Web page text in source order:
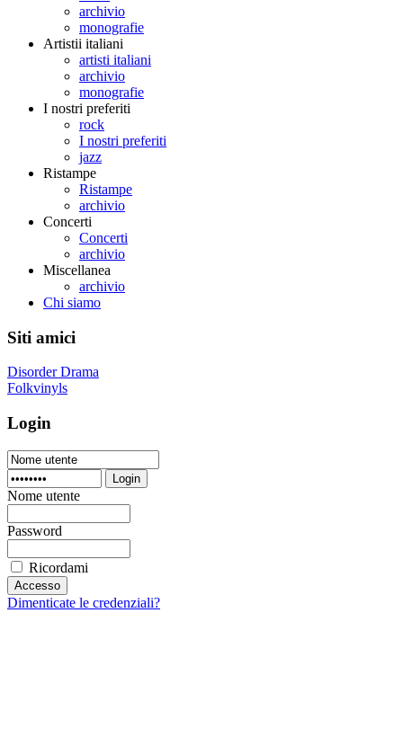
archivio
monografie
Artistii italiani
artisti italiani
archivio
monografie
I nostri preferiti
rock
I nostri preferiti
jazz
Ristampe
Ristampe
archivio
Concerti
Concerti
archivio
Miscellanea
archivio
Chi siamo
Siti amici
Disorder Drama
Folkvinyls
Login
Login
Nome utente
Password
Ricordami
Dimenticate le credenziali?